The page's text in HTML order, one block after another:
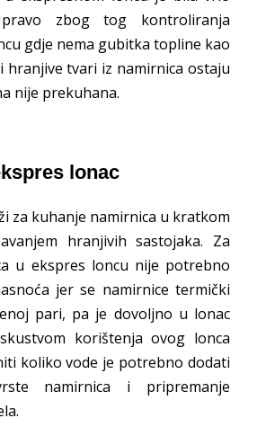
zbog tog kontroliranja
gdje nema gubitka topline kao
hranjive tvari iz namirnica ostaju
nije prekuhana.
lonac
za kuhanje namirnica u kratkom
hranjivih sastojaka. Za
u ekspres loncu nije potrebno
jer se namirnice termički
pari, pa je dovoljno u lonac
korištenja ovog lonca
koliko vode je potrebno dodati
namirnica i pripremanje